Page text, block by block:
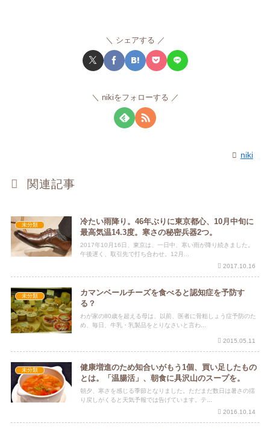
シェアする
nikiをフォローする
niki
関連記事
未分類
冷たい雨降り。46年ぶりに東京都心、10月中旬に
最高気温14.3度。寒さの秘密兵器2つ。
2017年10月16日、東京は、一日中、寒い雨が降り続きました。
午後遅く、取引先で打ち合わせ。12月...
2017.10.16
未分類
カマンベールチーズを食べると認知症を予防す
る？
わが家の80歳を超える母は、以前、医者に骨粗しょう症予防のた
め、毎日、牛乳・乳製品をとりなさいと言わ...
2015.05.11
未分類
健康増進のため知合いがもう1個、買い足したもの
とは。「温腸活」、朝食に具沢山のスープを。
朝夕、寒さを感じる季節となりました。ただまだ数日は暑さの揺
り戻しがくると天気予報では告げています。テ...
2016.10.14